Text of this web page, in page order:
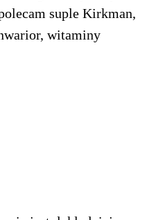
suple Kirkman,
witaminy